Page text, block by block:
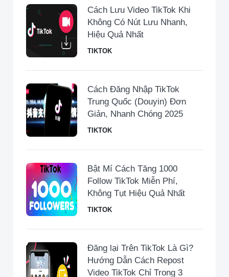
Cách Lưu Video TikTok Khi
Không Có Nút Lưu Nhanh,
Hiệu Quả Nhất
TIKTOK
Cách Đăng Nhập TikTok
Trung Quốc (Douyin) Đơn
Giản, Nhanh Chóng 2025
TIKTOK
Bật Mí Cách Tăng 1000
Follow TikTok Miễn Phí,
Không Tụt Hiệu Quả Nhất
TIKTOK
Đăng lại Trên TikTok Là Gì?
Hướng Dẫn Cách Repost
Video TikTok Chỉ Trong 3